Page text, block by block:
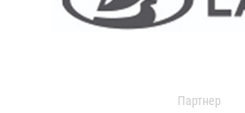
Партнер